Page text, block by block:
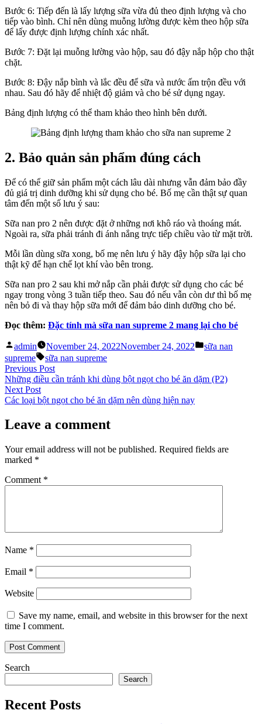
Bước 6: Tiếp đến là lấy lượng sữa vừa đủ theo định lượng và cho
tiếp vào bình. Chỉ nên dùng muỗng lường được kèm theo hộp sữa
để lấy được định lượng chính xác nhất.
Bước 7: Đặt lại muỗng lường vào hộp, sau đó đậy nắp hộp cho thật
chặt.
Bước 8: Đậy nắp bình và lắc đều để sữa và nước ấm trộn đều với
nhau. Sau đó hãy để nhiệt độ giảm và cho bé sử dụng ngay.
Bảng định lượng có thể tham khảo theo hình bên dưới.
2. Bảo quản sản phẩm đúng cách
Để có thể giữ sản phẩm một cách lâu dài nhưng vẫn đảm bảo đầy
đủ giá trị dinh dưỡng khi sử dụng cho bé. Bố mẹ cần thật sự quan
tâm đến một số lưu ý sau:
Sữa nan pro 2 nên được đặt ở những nơi khô ráo và thoáng mát.
Ngoài ra, sữa phải tránh đi ánh nắng trực tiếp chiều vào từ mặt trời.
Mỗi lần dùng sữa xong, bố mẹ nên lưu ý hãy đậy hộp sữa lại cho
thật kỹ để hạn chế lọt khí vào bên trong.
Sữa nan pro 2 sau khi mở nắp cần phải được sử dụng cho các bé
ngay trong vòng 3 tuần tiếp theo. Sau đó nếu vẫn còn dư thì bố mẹ
nên bỏ đi và thay hộp sữa mới để đảm bảo dinh dưỡng cho bé.
Đọc thêm: Đặc tính mà sữa nan supreme 2 mang lại cho bé
Posted
by
admin November 24, 2022November 24, 2022
Posted
sữa nan
supreme
Tags:
sữa nan supreme
Post
navigation
Previous PostPrevious
post:
Những điều cần tránh khi dùng bột ngọt cho bé ăn dặm (P2)
Next PostNext
post:
Các loại bột ngọt cho bé ăn dặm nên dùng hiện nay
Leave a comment
Your email address will not be published. Required fields are
marked *
Comment *
Name *
Email *
Website
Save my name, email, and website in this browser for the next
time I comment.
Search
Search
Recent Posts